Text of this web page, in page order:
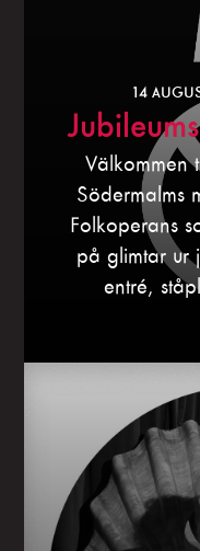
14
Välkommen
Södermalms
Folkoperans
på glimtar ur
entré,